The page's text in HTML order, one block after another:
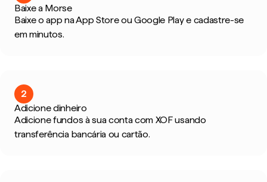
Baixe a Morse
Baixe o app na App Store ou Google Play e cadastre-se
em minutos.
2
Adicione dinheiro
Adicione fundos à sua conta com XOF usando
transferência bancária ou cartão.